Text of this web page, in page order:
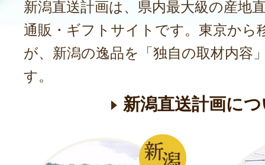
新潟直送計画は、県内最大級の産地
通販・ギフトサイトです。東京から
が、新潟の逸品を「独自の取材内容
す。
新潟直送計画に